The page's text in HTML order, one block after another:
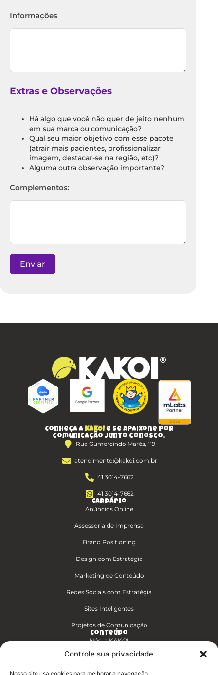
Controle sua privacidade
Nosso site usa cookies para melhorar a navegação.
Informações
Extras e Observações
Há algo que você não quer de jeito nenhum
em sua marca ou comunicação?
Qual seu maior objetivo com esse pacote
(atrair mais pacientes, profissionalizar
imagem, destacar-se na região, etc)?
Alguma outra observação importante?
Complementos:
Enviar
Conheça a KAKOI e se apaixone por
comunicação junto conosco.
Rua Gumercindo Marés, 119
atendimento@kakoi.com.br
41 3014-7662
41 3014-7662
Cardápio
Anúncios Online
Assessoria de Imprensa
Brand Positioning
Design com Estratégia
Marketing de Conteúdo
Redes Sociais com Estratégia
Sites Inteligentes
Projetos de Comunicação
Conteúdo
Nós, a KAKOI
Diferenciais Clientes KAKOI